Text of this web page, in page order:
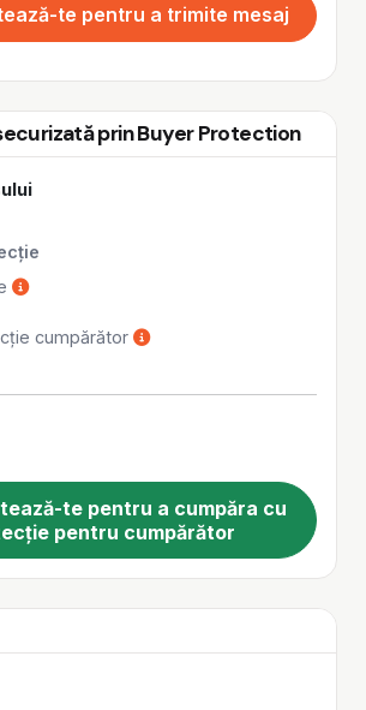
te pentru a trimite mesaj
prin Buyer Protection
cumpărător
te pentru a cumpăra cu
pentru cumpărător